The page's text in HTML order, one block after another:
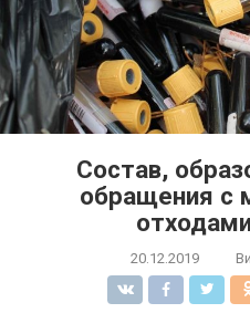
Состав,
обращения с
20.12.2019